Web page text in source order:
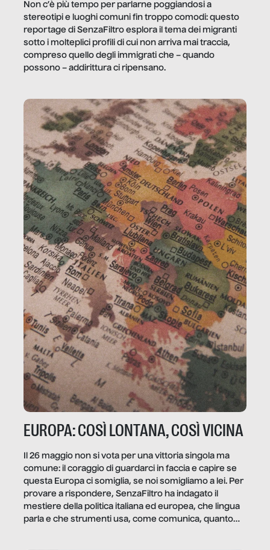
Non c’è più tempo per parlarne poggiandosi a
stereotipi e luoghi comuni fin troppo comodi: questo
reportage di SenzaFiltro esplora il tema dei migranti
sotto i molteplici profili di cui non arriva mai traccia,
compreso quello degli immigrati che – quando
possono – addirittura ci ripensano.
EUROPA: COSÌ LONTANA, COSÌ VICINA
Il 26 maggio non si vota per una vittoria singola ma
comune: il coraggio di guardarci in faccia e capire se
questa Europa ci somiglia, se noi somigliamo a lei. Per
provare a rispondere, SenzaFiltro ha indagato il
mestiere della politica italiana ed europea, che lingua
parla e che strumenti usa, come comunica, quanto